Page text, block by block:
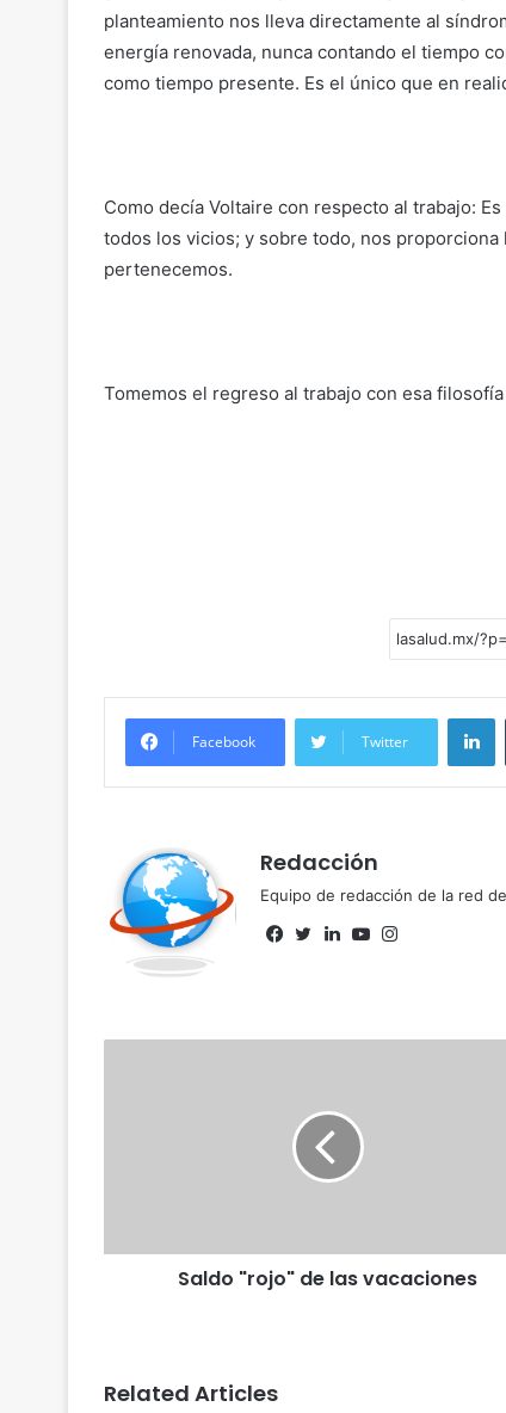
planteamiento nos lleva directamente al
energía renovada, nunca contando el tiempo
como tiempo presente. Es el único que en
Como decía Voltaire con respecto al trabajo:
todos los vicios; y sobre todo, nos
pertenecemos.
Tomemos el regreso al trabajo con esa
Facebook Twitter
Redacción
Equipo de redacción de la red
Facebook
TwitterLinkedInYouTube
Saldo "rojo" de las vacaciones
Related Articles